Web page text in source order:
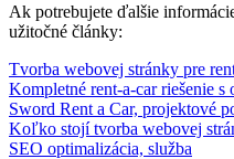
Ak potrebujete ďalšie
užitočné články:
Tvorba webovej stránky pre
Kompletné rent-a-car riešenie s
Sword Rent a Car, projektové
Koľko stojí tvorba webovej
SEO optimalizácia, služba